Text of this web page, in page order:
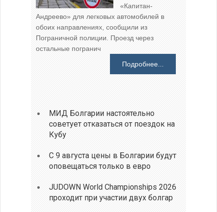
«Капитан-
Андреево» для легковых автомобилей в
обоих направлениях, сообщили из
Пограничной полиции. Проезд через
остальные погранич
Подробнее...
МИД Болгарии настоятельно
советует отказаться от поездок на
Кубу
С 9 августа цены в Болгарии будут
оповещаться только в евро
JUDOWN World Championships 2026
проходит при участии двух болгар